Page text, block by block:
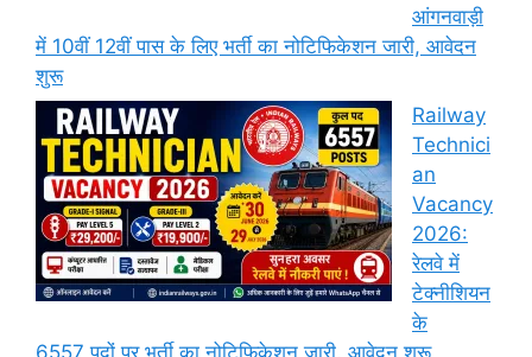
आंगनवाड़ी
में 10वीं 12वीं पास के लिए भर्ती का नोटिफिकेशन जारी, आवेदन
शुरू
Railway
Technici
an
Vacancy
2026:
रेलवे में
टेक्नीशियन
के